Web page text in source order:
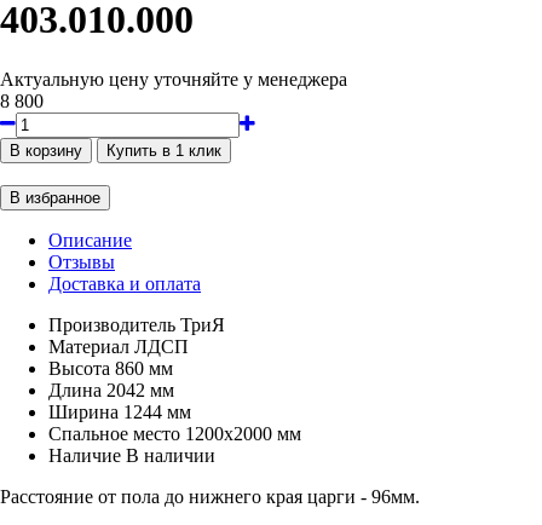
403.010.000
Актуальную цену уточняйте у менеджера
8 800
Описание
Отзывы
Доставка и оплата
Производитель ТриЯ
Материал ЛДСП
Высота 860 мм
Длина 2042 мм
Ширина 1244 мм
Спальное место 1200х2000 мм
Наличие В наличии
Расстояние от пола до нижнего края царги - 96мм.